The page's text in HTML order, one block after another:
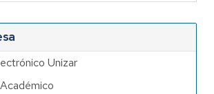
Unizar